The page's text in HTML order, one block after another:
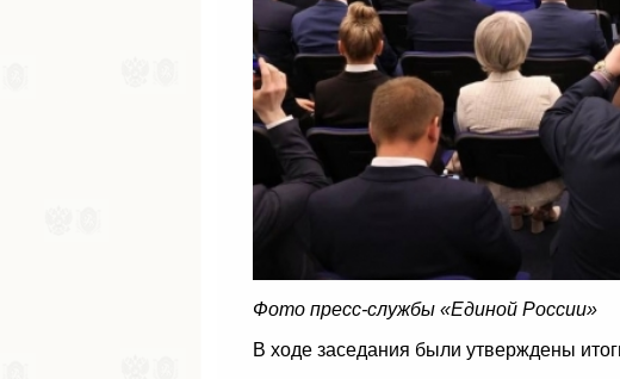
Фото пресс-службы «Единой России»
В ходе заседания были утверждены